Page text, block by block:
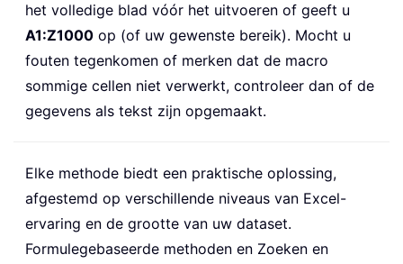
het volledige blad vóór het uitvoeren of geeft u
A1:Z1000 op (of uw gewenste bereik). Mocht u
fouten tegenkomen of merken dat de macro
sommige cellen niet verwerkt, controleer dan of de
gegevens als tekst zijn opgemaakt.
Elke methode biedt een praktische oplossing,
afgestemd op verschillende niveaus van Excel-
ervaring en de grootte van uw dataset.
Formulegebaseerde methoden en Zoeken en